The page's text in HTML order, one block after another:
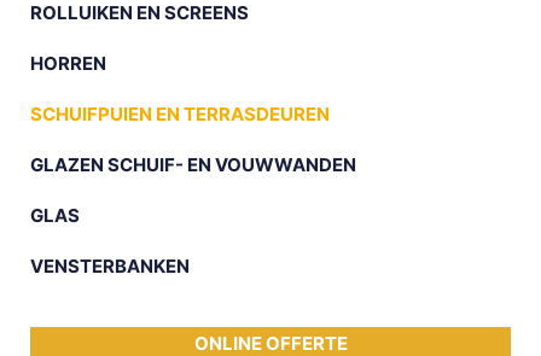
ROLLUIKEN EN SCREENS
HORREN
SCHUIFPUIEN EN TERRASDEUREN
GLAZEN SCHUIF- EN VOUWWANDEN
GLAS
VENSTERBANKEN
ONLINE OFFERTE